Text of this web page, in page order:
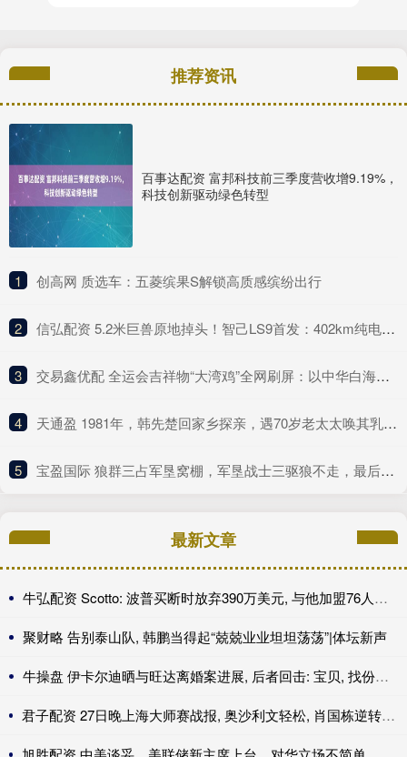
推荐资讯
百事达配资 富邦科技前三季度营收增9.19%，
科技创新驱动绿色转型
1 ​创高网 质选车：五菱缤果S解锁高质感缤纷出行
2 ​信弘配资 5.2米巨兽原地掉头！智己LS9首发：402km纯电续航+线控黑科技
3 ​交易鑫优配 全运会吉祥物“大湾鸡”全网刷屏：以中华白海豚为原型
4 ​天通盈 1981年，韩先楚回家乡探亲，遇70岁老太太唤其乳名，泪水夺眶而出
5 ​宝盈国际 狼群三占军垦窝棚，军垦战士三驱狼不走，最后动用火攻｜轶闻
最新文章
牛弘配资 Scotto: 波普买断时放弃390万美元, 与他加盟76人年薪相同
聚财略 告别泰山队, 韩鹏当得起“兢兢业业坦坦荡荡”|体坛新声
牛操盘 伊卡尔迪晒与旺达离婚案进展, 后者回击: 宝贝, 找份工作吧
君子配资 27日晚上海大师赛战报, 奥沙利文轻松, 肖国栋逆转, 周跃龙绝杀